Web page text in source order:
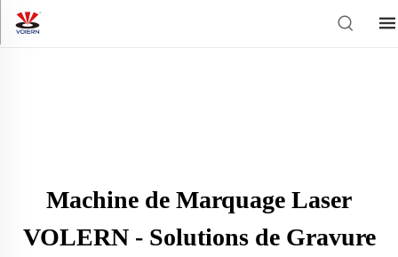
Machine de Marquage Laser
VOLERN - Solutions de Gravure